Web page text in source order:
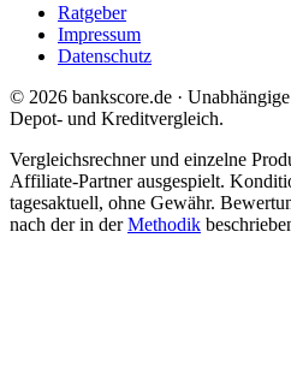
Ratgeber
Impressum
Datenschutz
© 2026 bankscore.de ·
Depot- und Kreditvergleich.
Vergleichsrechner und einzelne
Affiliate-Partner ausgespielt.
tagesaktuell, ohne Gewähr.
nach der in derMethodik